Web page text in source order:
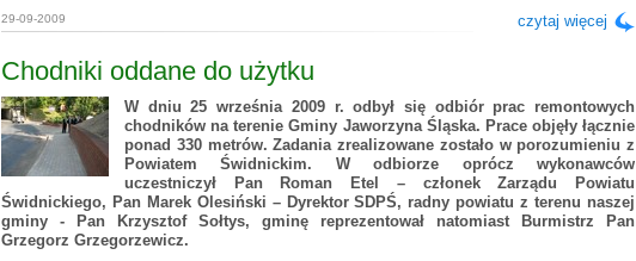
29-09-2009 czytaj więcej
Chodniki oddane do użytku
W dniu 25 września 2009 r. odbył się odbiór prac remontowych
chodników na terenie Gminy Jaworzyna Śląska. Prace objęły łącznie
ponad 330 metrów. Zadania zrealizowane zostało w porozumieniu z
Powiatem Świdnickim. W odbiorze oprócz wykonawców
uczestniczył Pan Roman Etel – członek Zarządu Powiatu
Świdnickiego, Pan Marek Olesiński – Dyrektor SDPŚ, radny powiatu z terenu naszej
gminy - Pan Krzysztof Sołtys, gminę reprezentował natomiast Burmistrz Pan
Grzegorz Grzegorzewicz.